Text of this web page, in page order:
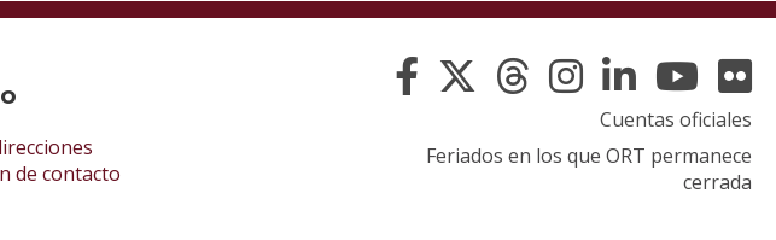
los
Sobresalientes
Blog
de contacto
Cuentas oficiales
Feriados en los que ORT permanece
cerrada